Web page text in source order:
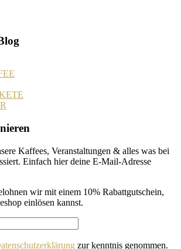
Kaffees, Veranstaltungen & alles was bei
Einfach hier deine E-Mail-Adresse
wir mit einem 10% Rabattgutschein,
einlösen kannst.
zur kenntnis genommen.